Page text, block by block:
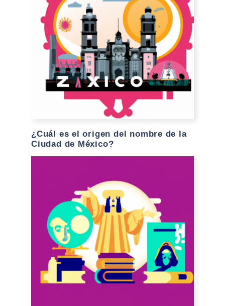
¿Cuál es el origen del nombre de la
Ciudad de México?